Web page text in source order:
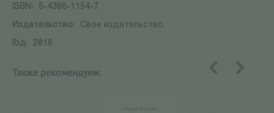
ISBN:
5-4386-1154-7
Издательство:
Свое издательство
Год:
2016
Также рекомендуем: